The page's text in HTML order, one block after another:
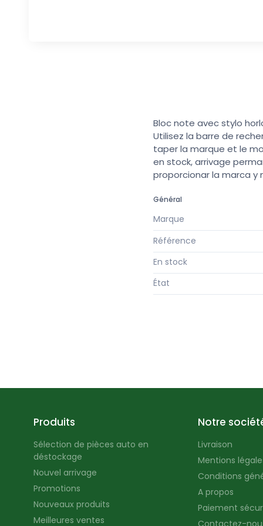
Bloc note avec stylo
Utilisez la barre de
taper la marque et le
en stock, arrivage
proporcionar la marca y
Général
Marque
Référence
En stock
État
Produits
Sélection de pièces auto en
déstockage
Nouvel arrivage
Promotions
Nouveaux produits
Meilleures ventes
Notre
Livraison
Mentions
Conditions
A propos
Paiement
Contactez-